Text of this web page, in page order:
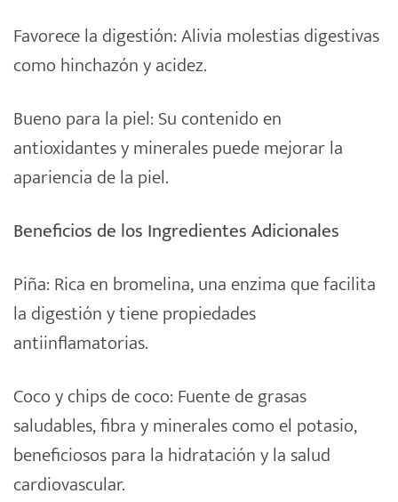
Favorece la digestión: Alivia molestias digestivas
como hinchazón y acidez.
Bueno para la piel: Su contenido en
antioxidantes y minerales puede mejorar la
apariencia de la piel.
Beneficios de los Ingredientes Adicionales
Piña: Rica en bromelina, una enzima que facilita
la digestión y tiene propiedades
antiinflamatorias.
Coco y chips de coco: Fuente de grasas
saludables, fibra y minerales como el potasio,
beneficiosos para la hidratación y la salud
cardiovascular.